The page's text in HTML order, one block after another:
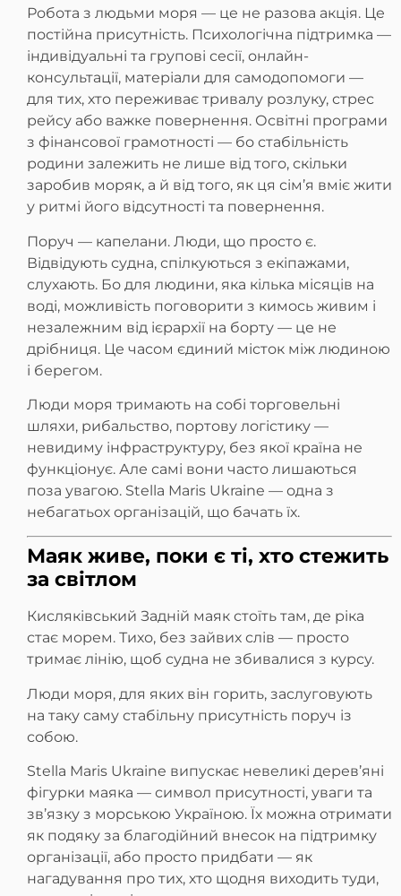
Робота з людьми моря — це не разова акція. Це
постійна присутність. Психологічна підтримка —
індивідуальні та групові сесії, онлайн-
консультації, матеріали для самодопомоги —
для тих, хто переживає тривалу розлуку, стрес
рейсу або важке повернення. Освітні програми
з фінансової грамотності — бо стабільність
родини залежить не лише від того, скільки
заробив моряк, а й від того, як ця сім’я вміє жити
у ритмі його відсутності та повернення.
Поруч — капелани. Люди, що просто є.
Відвідують судна, спілкуються з екіпажами,
слухають. Бо для людини, яка кілька місяців на
воді, можливість поговорити з кимось живим і
незалежним від ієрархії на борту — це не
дрібниця. Це часом єдиний місток між людиною
і берегом.
Люди моря тримають на собі торговельні
шляхи, рибальство, портову логістику —
невидиму інфраструктуру, без якої країна не
функціонує. Але самі вони часто лишаються
поза увагою. Stella Maris Ukraine — одна з
небагатьох організацій, що бачать їх.
Маяк живе, поки є ті, хто стежить
за світлом
Кисляківський Задній маяк стоїть там, де ріка
стає морем. Тихо, без зайвих слів — просто
тримає лінію, щоб судна не збивалися з курсу.
Люди моря, для яких він горить, заслуговують
на таку саму стабільну присутність поруч із
собою.
Stella Maris Ukraine випускає невеликі дерев’яні
фігурки маяка — символ присутності, уваги та
зв’язку з морською Україною. Їх можна отримати
як подяку за благодійний внесок на підтримку
організації, або просто придбати — як
нагадування про тих, хто щодня виходить туди,